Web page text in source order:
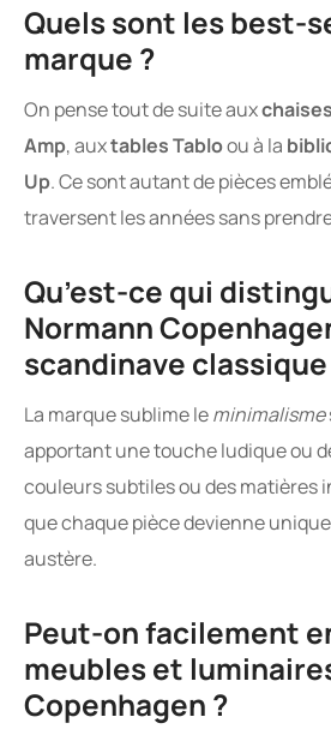
Quels sont les best-
marque ?
On pense tout de suite aux
Amp, auxtables Tabloou à la
Up. Ce sont autant de pièces
traversent les années sans
Qu’est-ce qui
Normann
scandinave classique
La marque sublime leminimalisme
apportant une touche ludique ou
couleurs subtiles ou des matières
que chaque pièce devienne
austère.
Peut-on facilement
meubles et
Copenhagen ?